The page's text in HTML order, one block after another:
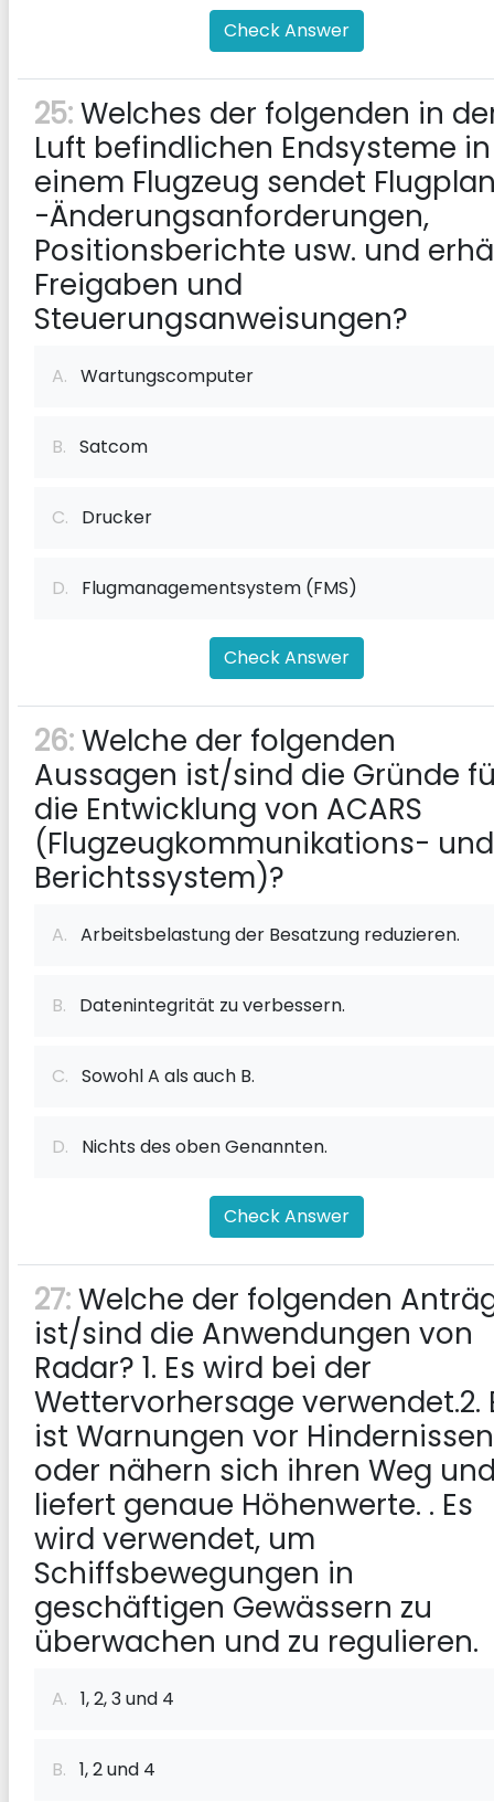
Check Answer
25:Welches der folgenden in
Luft befindlichen Endsysteme in
einem Flugzeug sendet
-Änderungsanforderungen,
Positionsberichte usw. und
Freigaben und
Steuerungsanweisungen?
A. Wartungscomputer
B. Satcom
C. Drucker
D. Flugmanagementsystem (FMS)
Check Answer
26:Welche der folgenden
Aussagen ist/sind die Gründe
die Entwicklung von ACARS
(Flugzeugkommunikations- und
Berichtssystem)?
A. Arbeitsbelastung der Besatzung reduzieren.
B. Datenintegrität zu verbessern.
C. Sowohl A als auch B.
D. Nichts des oben Genannten.
Check Answer
27:Welche der folgenden
ist/sind die Anwendungen von
Radar? 1. Es wird bei der
Wettervorhersage verwendet.2.
ist Warnungen vor
oder nähern sich ihren Weg
liefert genaue Höhenwerte. . Es
wird verwendet, um
Schiffsbewegungen in
geschäftigen Gewässern zu
überwachen und zu regulieren.
A. 1, 2, 3 und 4
B. 1, 2 und 4